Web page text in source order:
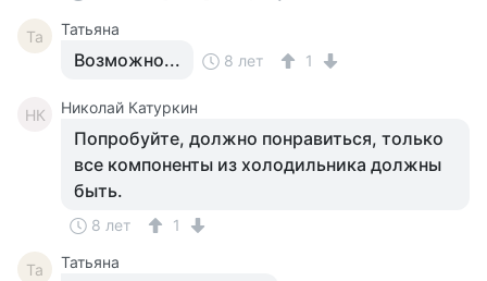
Та Татьяна
Возможно... 8 лет 1
НК Николай Катуркин
Попробуйте, должно понравиться, только
все компоненты из холодильника должны
быть.
8 лет 1
Та Татьяна